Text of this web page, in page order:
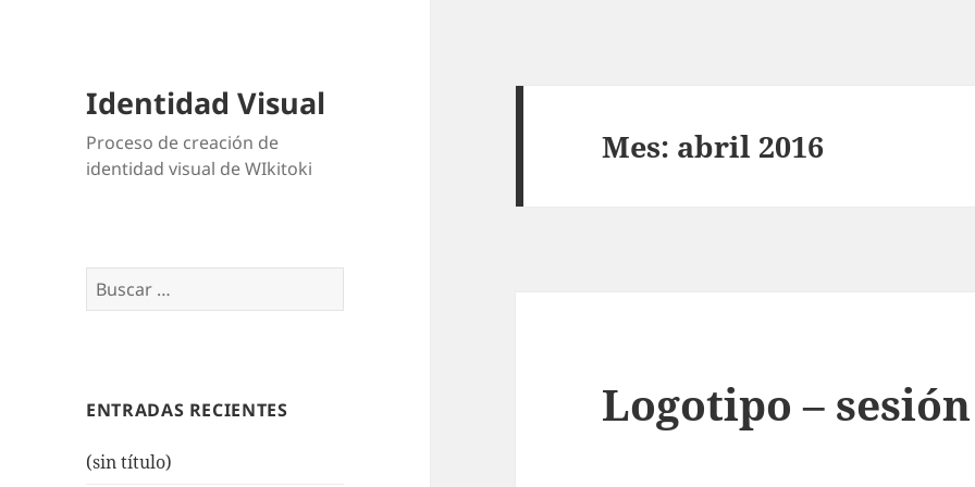
Identidad Visual
Proceso de creación de
identidad visual de WIkitoki
Buscar:
ENTRADAS RECIENTES
(sin título)
Mes: abril 2016
Logotipo –